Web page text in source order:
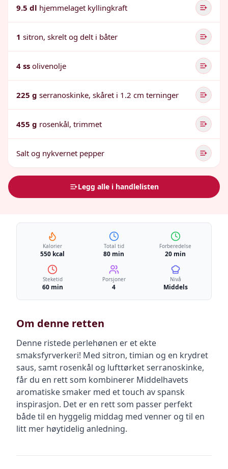
9.5 dl hjemmelaget kyllingkraft
1 sitron, skrelt og delt i båter
4 ss olivenolje
225 g serranoskinke, skåret i 1.2 cm terninger
455 g rosenkål, trimmet
Salt og nykvernet pepper
Legg alle i handlelisten
Kalorier
550 kcal
Total tid
80 min
Forberedelse
20 min
Steketid
60 min
Porsjoner
4
Nivå
Middels
Om denne retten
Denne ristede perlehønen er et ekte
smaksfyrverkeri! Med sitron, timian og en krydret
saus, samt rosenkål og lufttørket serranoskinke,
får du en rett som kombinerer Middelhavets
aromatiske smaker med et touch av spansk
inspirasjon. Det er en rett som passer perfekt
både til en hyggelig middag med venner og til en
litt mer høytidelig anledning.